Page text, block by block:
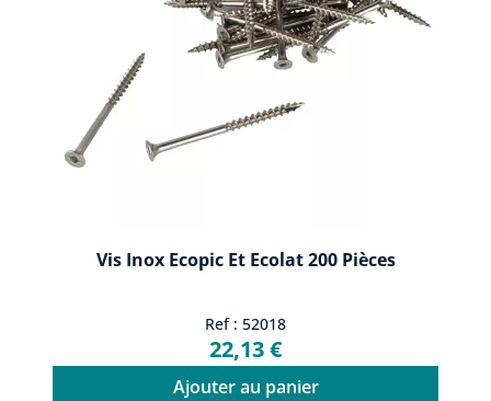
Vis Inox Ecopic Et Ecolat 200 Pièces
Ref : 52018
22,13 €
Ajouter au panier